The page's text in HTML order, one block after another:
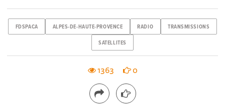
FDSPACA ALPES-DE-HAUTE-PROVENCE RADIO TRANSMISSIONS
SATELLITES
1363 0